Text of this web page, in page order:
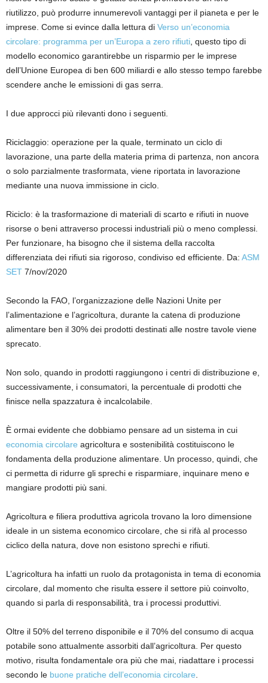
riutilizzo, può produrre innumerevoli vantaggi per il pianeta e per le
imprese. Come si evince dalla lettura di Verso un’economia
circolare: programma per un’Europa a zero rifiuti, questo tipo di
modello economico garantirebbe un risparmio per le imprese
dell’Unione Europea di ben 600 miliardi e allo stesso tempo farebbe
scendere anche le emissioni di gas serra.
I due approcci più rilevanti dono i seguenti.
Riciclaggio: operazione per la quale, terminato un ciclo di
lavorazione, una parte della materia prima di partenza, non ancora
o solo parzialmente trasformata, viene riportata in lavorazione
mediante una nuova immissione in ciclo.
Riciclo: è la trasformazione di materiali di scarto e rifiuti in nuove
risorse o beni attraverso processi industriali più o meno complessi.
Per funzionare, ha bisogno che il sistema della raccolta
differenziata dei rifiuti sia rigoroso, condiviso ed efficiente. Da: ASM
SET 7/nov/2020
Secondo la FAO, l’organizzazione delle Nazioni Unite per
l’alimentazione e l’agricoltura, durante la catena di produzione
alimentare ben il 30% dei prodotti destinati alle nostre tavole viene
sprecato.
Non solo, quando in prodotti raggiungono i centri di distribuzione e,
successivamente, i consumatori, la percentuale di prodotti che
finisce nella spazzatura è incalcolabile.
È ormai evidente che dobbiamo pensare ad un sistema in cui
economia circolare agricoltura e sostenibilità costituiscono le
fondamenta della produzione alimentare. Un processo, quindi, che
ci permetta di ridurre gli sprechi e risparmiare, inquinare meno e
mangiare prodotti più sani.
Agricoltura e filiera produttiva agricola trovano la loro dimensione
ideale in un sistema economico circolare, che si rifà al processo
ciclico della natura, dove non esistono sprechi e rifiuti.
L’agricoltura ha infatti un ruolo da protagonista in tema di economia
circolare, dal momento che risulta essere il settore più coinvolto,
quando si parla di responsabilità, tra i processi produttivi.
Oltre il 50% del terreno disponibile e il 70% del consumo di acqua
potabile sono attualmente assorbiti dall’agricoltura. Per questo
motivo, risulta fondamentale ora più che mai, riadattare i processi
secondo le buone pratiche dell’economia circolare.